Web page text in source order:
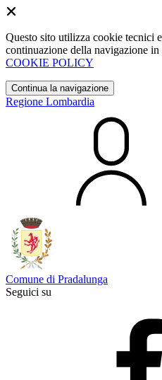
Questo sito utilizza cookie tecnici
continuazione della navigazione
COOKIE POLICY
Continua la navigazione
Regione Lombardia
Comune di Pradalunga
Seguici su